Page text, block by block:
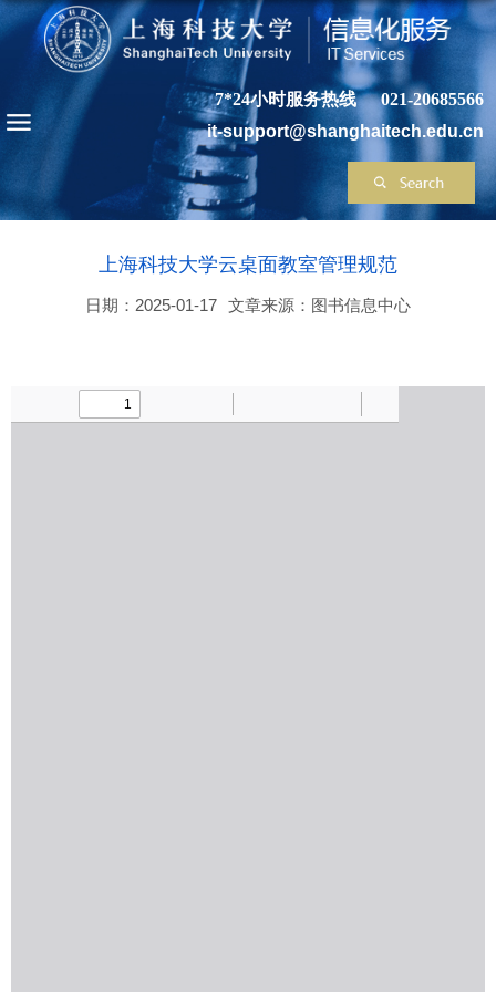
7*24小时服务热线
021-20685566
it-support@shanghaitech.edu.cn
上海科技大学云桌面教室管理规范
日期：2025-01-17 文章来源：图书信息中心